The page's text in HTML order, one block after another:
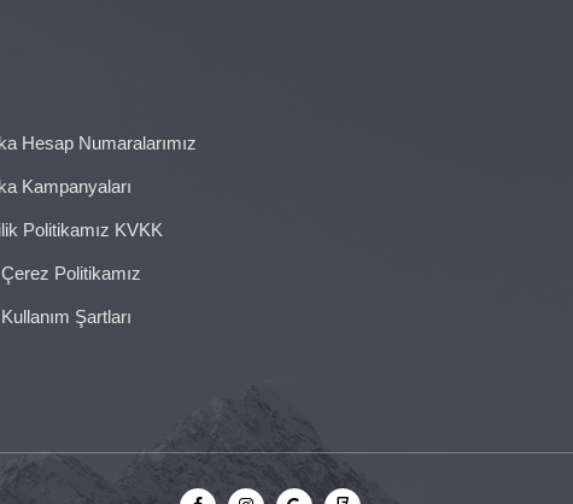
Hesap Numaralarımız
Kampanyaları
Politikamız KVKK
Politikamız
Şartları